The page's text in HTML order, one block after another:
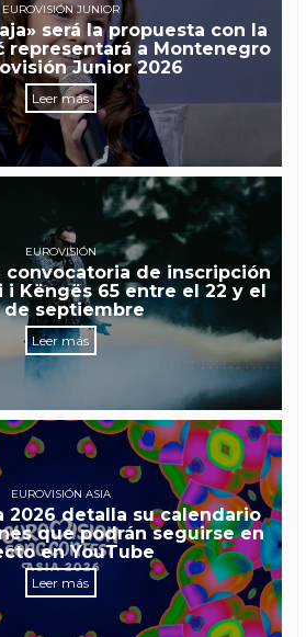
EUROVISIÓN JUNIOR
será la propuesta con la
representará a Montenegro
Junior 2026
Leer más
EUROVISIÓN
convocatoria de inscripción
i Këngës 65 entre el 22 y el
de septiembre
Leer más
EUROVISIÓN ASIA
2026 detalla su calendario
que podrán seguirse en
en YouTube
Leer más